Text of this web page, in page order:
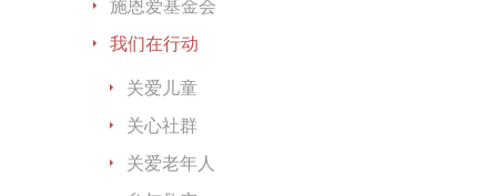
施恩爱基金会
我们在行动
关爱儿童
关心社群
关爱老年人